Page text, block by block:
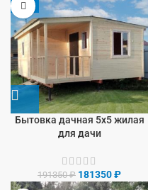
-5%
Бытовка дачная 5х5 жилая
для дачи
191350₽ 181350₽